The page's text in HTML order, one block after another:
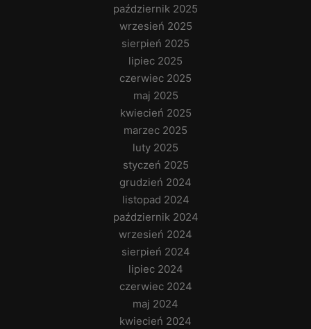
październik 2025
wrzesień 2025
sierpień 2025
lipiec 2025
czerwiec 2025
maj 2025
kwiecień 2025
marzec 2025
luty 2025
styczeń 2025
grudzień 2024
listopad 2024
październik 2024
wrzesień 2024
sierpień 2024
lipiec 2024
czerwiec 2024
maj 2024
kwiecień 2024